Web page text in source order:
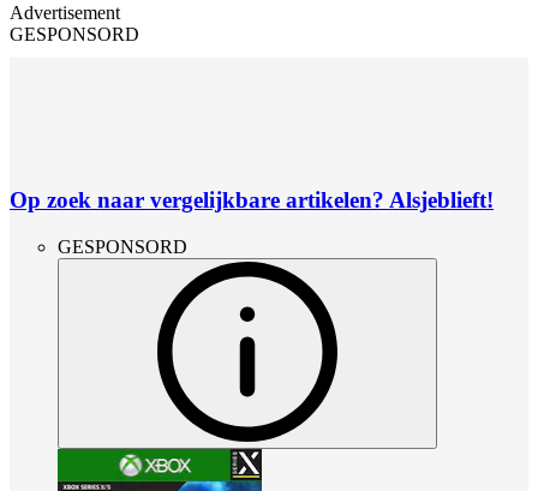
Advertisement
GESPONSORD
Op zoek naar vergelijkbare artikelen? Alsjeblieft!
GESPONSORD